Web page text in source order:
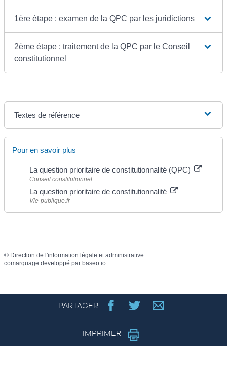
1ère étape : examen de la QPC par les juridictions
2ème étape : traitement de la QPC par le Conseil
constitutionnel
Textes de référence
Pour en savoir plus
La question prioritaire de constitutionnalité (QPC)
Conseil constitutionnel
La question prioritaire de constitutionnalité
Vie-publique.fr
© Direction de l'information légale et administrative
comarquage developpé par baseo.io
PARTAGER
IMPRIMER